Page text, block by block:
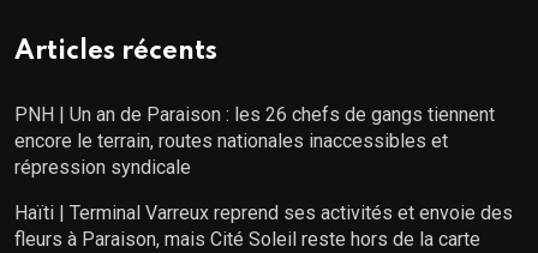
Articles récents
PNH | Un an de Paraison : les 26 chefs de gangs tiennent
encore le terrain, routes nationales inaccessibles et
répression syndicale
Haïti | Terminal Varreux reprend ses activités et envoie des
fleurs à Paraison, mais Cité Soleil reste hors de la carte